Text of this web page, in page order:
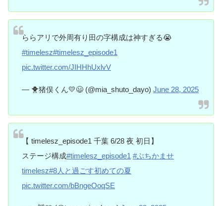
ららアリで外周有り田の字構成は神すぎる😭
#timelesz#timelesz_episode1
pic.twitter.com/JIHHhUxlvV
— 🐥猪俣くん💛😃 (@mia_shuto_dayo) June 28, 2025
【 timelesz_episode1 千葉 6/28 夜 初日】
ステージ構成#timelesz_episode1 #ぶちかませ
timelesz#8人と過ごす初めての夏
pic.twitter.com/bBngeOoqSE